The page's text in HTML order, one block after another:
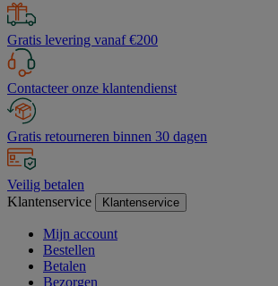
Gratis levering vanaf €200
Contacteer onze klantendienst
Gratis retourneren binnen 30 dagen
Veilig betalen
Klantenservice
Klantenservice
Mijn account
Bestellen
Betalen
Bezorgen